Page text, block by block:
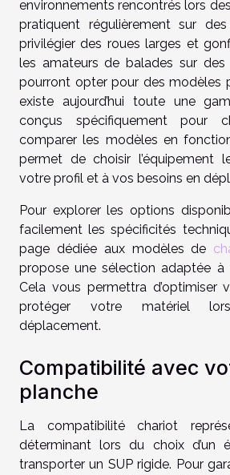
environnements rencontrés lors
pratiquent régulièrement sur
privilégier des roues larges et
les amateurs de balades sur des
pourront opter pour des modèles
existe aujourd’hui toute une
conçus spécifiquement pour
comparer les modèles en
permet de choisir l’équipement
votre profil et à vos besoins en
Pour explorer les options
facilement les spécificités
page dédiée aux modèles de
propose une sélection adaptée à
Cela vous permettra d’optimiser
protéger votre matériel
déplacement.
Compatibilité avec
planche
La compatibilité chariot
déterminant lors du choix d’un
transporter un SUP rigide. Pour